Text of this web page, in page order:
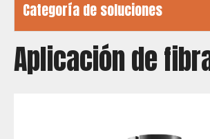
Categoría de soluciones
Aplicación de